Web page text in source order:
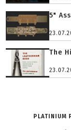
5"
The
PLATINIUM